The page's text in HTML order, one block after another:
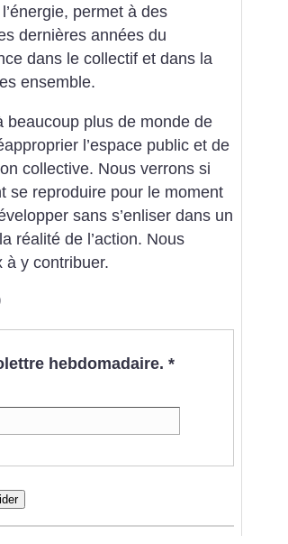
permet à des
dernières années du
dans le collectif et dans la
ensemble.
beaucoup plus de monde de
l’espace public et de
collective. Nous verrons si
se reproduire pour le moment
sans s’enliser dans un
réalité de l’action. Nous
à y contribuer.
hebdomadaire. *